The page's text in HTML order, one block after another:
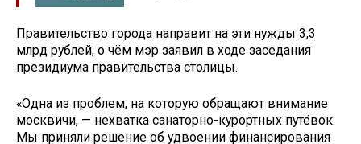
Правительство города направит на эти нужды 3,3
млрд рублей, о чём мэр заявил в ходе заседания
президиума правительства столицы.
«Одна из проблем, на которую обращают внимание
москвичи, — нехватка санаторно-курортных путёвок.
Мы приняли решение об удвоении финансирования